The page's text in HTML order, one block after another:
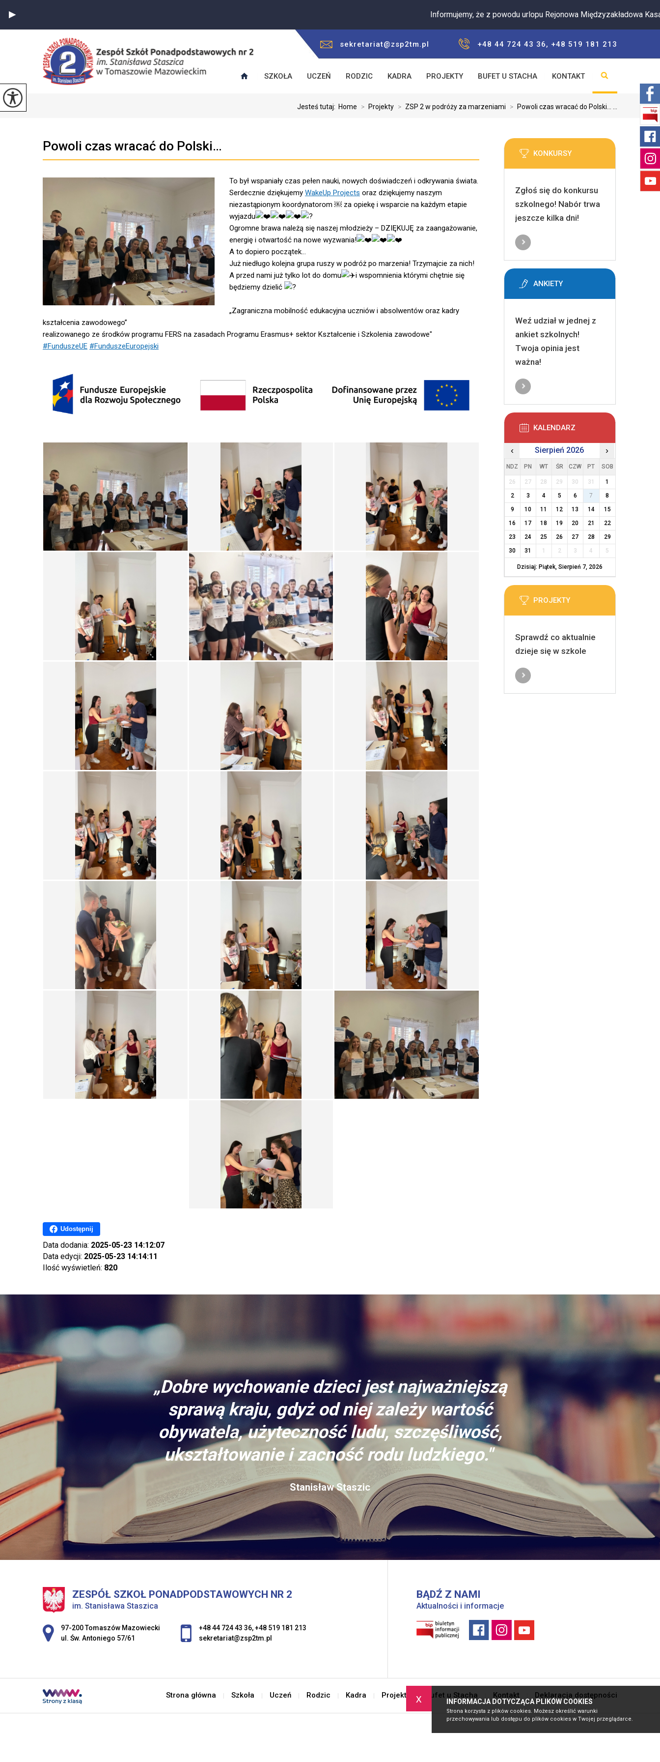
x INFORMACJA DOTYCZĄCA PLIKÓW COOKIES
Strona korzysta z plików cookies. Możesz określić warunki
przechowywania lub dostępu do plików cookies w Twojej przeglądarce.
Informujemy, że z powodu urlopu Rejonowa Międzyzakładowa Kasa
sekretariat@zsp2tm.pl +48 44 724 43 36, +48 519 181 213
SZKOŁA UCZEŃ RODZIC KADRA PROJEKTY BUFET U STACHA KONTAKT
Jesteś tutaj: Home > Projekty > ZSP 2 w podróży za marzeniami > Powoli czas wracać do Polski… ...
Powoli czas wracać do Polski…
To był wspaniały czas pełen nauki, nowych doświadczeń i odkrywania świata.
Serdecznie dziękujemy WakeUp Projects oraz dziękujemy naszym
niezastąpionym koordynatorom ￼ za opiekę i wsparcie na każdym etapie
wyjazdu
Ogromne brawa należą się naszej młodzieży – DZIĘKUJĘ za zaangażowanie,
energię i otwartość na nowe wyzwania!
A to dopiero początek…
Już niedługo kolejna grupa ruszy w podróż po marzenia! Trzymajcie za nich!
A przed nami już tylko lot do domu
i wspomnienia którymi chętnie się
będziemy dzielić
„Zagraniczna mobilność edukacyjna uczniów i absolwentów oraz kadry
kształcenia zawodowego”
realizowanego ze środków programu FERS na zasadach Programu Erasmus+ sektor Kształcenie i Szkolenia zawodowe"
#FunduszeUE #FunduszeEuropejski
Udostępnij
Data dodania: 2025-05-23 14:12:07
Data edycji: 2025-05-23 14:14:11
Ilość wyświetleń: 820
KONKURSY
Zgłoś się do konkursu
szkolnego! Nabór trwa
jeszcze kilka dni!
ANKIETY
Weź udział w jednej z
ankiet szkolnych!
Twoja opinia jest
ważna!
KALENDARZ
‹ Sierpień 2026 ›
NDZ PN WT ŚR CZW PT SOB
26 27 28 29 30 31
1
2
3 4 5 6 7
8
9
10 11 12 13 14
15
16
17 18 19 20 21
22
23
24 25 26 27 28
29
30
31 1 2 3 4 5
Dzisiaj: Piątek, Sierpień 7, 2026
PROJEKTY
Sprawdź co aktualnie
dzieje się w szkole
„Dobre wychowanie dzieci jest najważniejszą
sprawą kraju, gdyż od niej zależy wartość
obywatela, użyteczność ludu, szczęśliwość,
ukształtowanie i zacność rodu ludzkiego."
Stanisław Staszic
ZESPÓŁ SZKOŁ PONADPODSTAWOWYCH NR 2
im. Stanisława Staszica
Adres pocztowy:
97-200 Tomaszów Mazowiecki
ul. Św. Antoniego 57/61
+48 44 724 43 36,+48 519 181 213
sekretariat@zsp2tm.pl
BĄDŹ Z NAMI
Aktualności i informacje
Strona główna Szkoła Uczeń Rodzic Kadra Projekty Bufet u Stacha Kontakt Deklaracja dostępności